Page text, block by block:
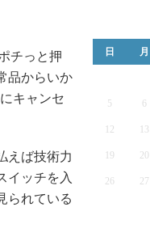
チっと押
品からいか
キャンセ
えば技術力
イッチを入
られている
日 月
5 6
12 13
19 20
26 27